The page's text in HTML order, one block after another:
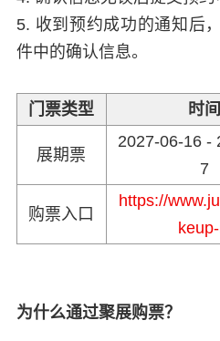
5. 收到预约成功的通知后
件中的确认信息。
门票类型 时间
展期票
2027-06-16 -
7
购票入口
https://
为什么通过聚展购票？